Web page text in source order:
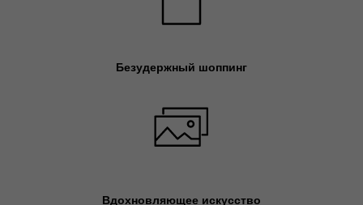
Безудержный шоппинг
Вдохновляющее искусство